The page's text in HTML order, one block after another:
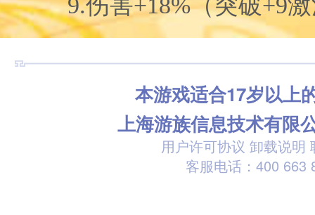
9.伤害+18%（突破+9激
本游戏适合17岁以上
上海游族信息技术有限
用户许可协议 卸载说明
客服电话：400 663